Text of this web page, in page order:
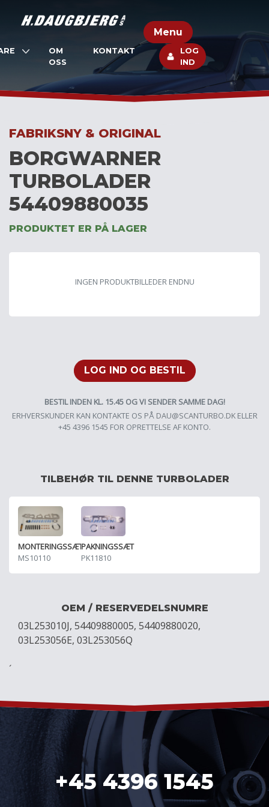
Menu
OM
OSS
KONTAKT
LOG
IND
FABRIKSNY & ORIGINAL
BORGWARNER
TURBOLADER
54409880035
PRODUKTET ER PÅ LAGER
INGEN PRODUKTBILLEDER ENDNU
LOG IND OG BESTIL
BESTIL INDEN KL. 15.45 OG VI SENDER SAMME DAG!
ERHVERSKUNDER KAN KONTAKTE OS PÅ DAU@SCANTURBO.DKELLER
+45 4396 1545 FOR OPRETTELSE AF KONTO.
TILBEHØR TIL DENNE TURBOLADER
MONTERINGSSÆT
MS10110
PAKNINGSSÆT
PK11810
OEM / RESERVEDELSNUMRE
03L253010J, 54409880005, 54409880020,
03L253056E, 03L253056Q
´
+45 4396 1545